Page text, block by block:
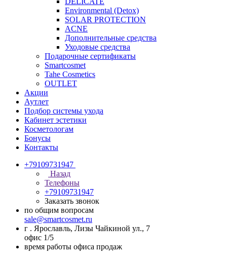
Environmental (Detox)
SOLAR PROTECTION
АCNE
Дополнительные средства
Уходовые средства
Подарочные сертификаты
Smartcosmet
Tahe Cosmetics
OUTLET
Акции
Аутлет
Подбор системы ухода
Кабинет эстетики
Косметологам
Бонусы
Контакты
+79109731947
Назад
Телефоны
+79109731947
Заказать звонок
по общим вопросам
sale@smartcosmet.ru
г . Ярославль, Лизы Чайкиной ул., 7
офис 1/5
время работы офиса продаж